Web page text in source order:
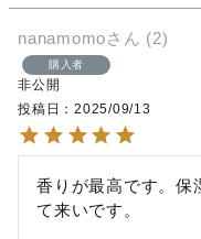
nanamomo 2
購入者
非公開
投稿日
2025/09/13
香りが最高です。保
て来いです。